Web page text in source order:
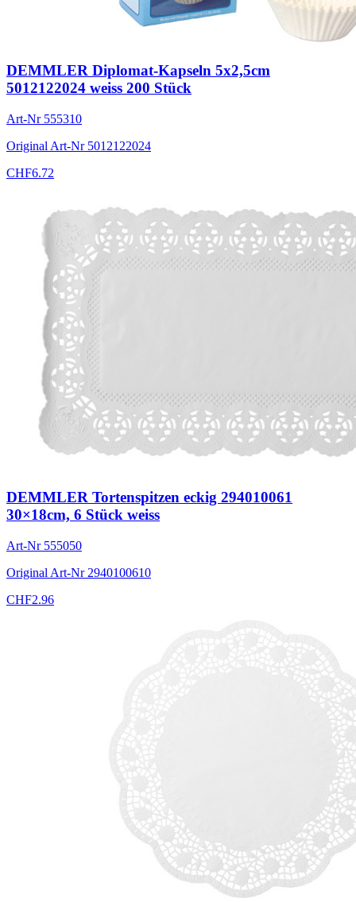
DEMMLER Diplomat-Kapseln 5x2,5cm
5012122024 weiss 200 Stück
Art-Nr 555310
Original Art-Nr 5012122024
CHF6.72
DEMMLER Tortenspitzen eckig 294010061
30×18cm, 6 Stück weiss
Art-Nr 555050
Original Art-Nr 2940100610
CHF2.96